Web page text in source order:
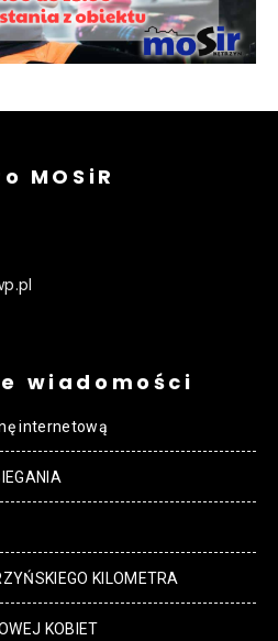
MOSiR
wiadomości
internetową
KILOMETRA
KOBIET